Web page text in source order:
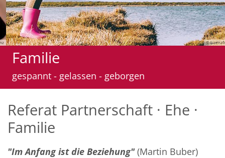
© Lizenzfrei
- gelassen - geborgen
Referat Partnerschaft · Ehe ·
Familie
"Im Anfang ist die Beziehung"(Martin Buber)